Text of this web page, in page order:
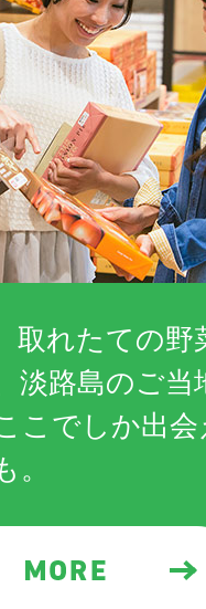
取れたての野
淡路島のご当
こでしか出